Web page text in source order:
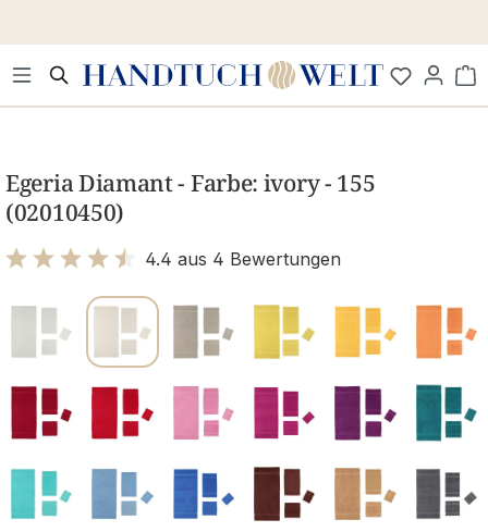
Egeria Diamant - Farbe: ivory - 155
(02010450)
4.4 aus 4 Bewertungen